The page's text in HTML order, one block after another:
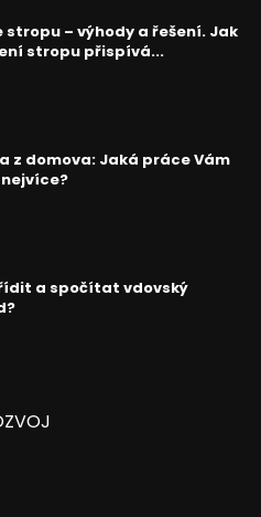
stropu – výhody a řešení. Jak
stropu přispívá...
z domova: Jaká práce Vám
a spočítat vdovský